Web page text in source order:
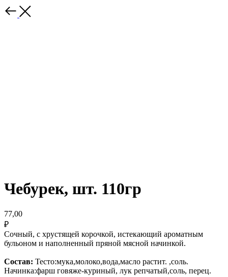
Чебурек, шт. 110гр
77,00
₽
Сочный, с хрустящей корочкой, истекающий ароматным
бульоном и наполненный пряной мясной начинкой.
Состав: Тесто:мука,молоко,вода,масло растит. ,соль.
Начинка:фарш говяже-куриный, лук репчатый,соль, перец.